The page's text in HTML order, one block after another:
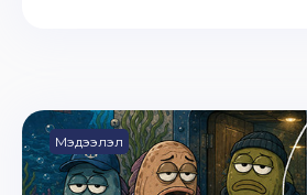
Мэдээлэл